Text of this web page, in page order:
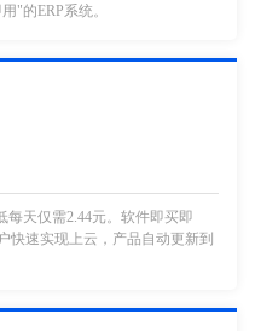
"的ERP系统。
每天仅需2.44元。软件即买即
快速实现上云，产品自动更新到